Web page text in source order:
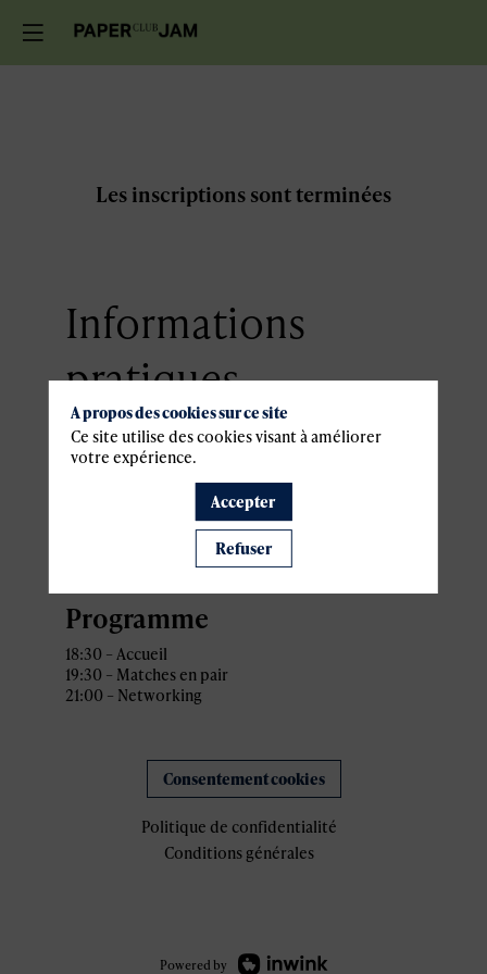
Les inscriptions sont terminées
Informations
pratiques
Lieu
Address: 34 Rue Gabriel
L-5365 Munsbach Schuttrange,
Programme
18:30 – Accueil
19:30 – Matches en pair
21:00 – Networking
Consentement cookies
Politique de confidentialité
Conditions générales
Powered by
A propos des cookies sur ce site
Ce site utilise des cookies visant à améliorer
votre expérience.
Accepter
Refuser